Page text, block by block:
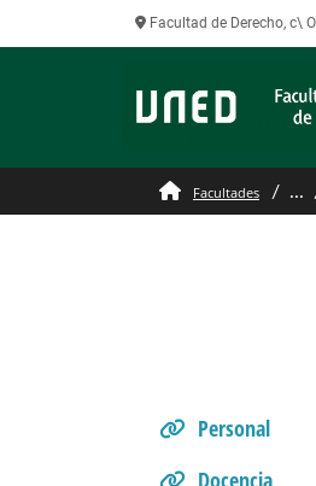
Facultad de Derecho, c\
Enlaces de
Facultades ...
Personal
Docencia